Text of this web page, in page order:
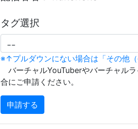
タグ選択
※↑プルダウンにない場合は「その他
バーチャルYouTuberやバーチャル
合にご申請ください。
申請する